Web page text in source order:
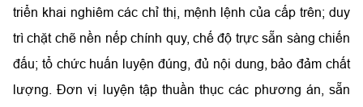
triển khai nghiêm các chỉ thị, mệnh lệnh của cấp trên; duy
trì chặt chẽ nền nếp chính quy, chế độ trực sẵn sàng chiến
đấu; tổ chức huấn luyện đúng, đủ nội dung, bảo đảm chất
lượng. Đơn vị luyện tập thuần thục các phương án, sẵn